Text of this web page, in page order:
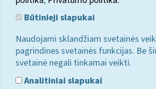
Būtinieji slapukai
Naudojami sklandžiam svetainės
pagrindines svetainės funkcijas. Be
svetainė negali tinkamai veikti.
Analitiniai slapukai